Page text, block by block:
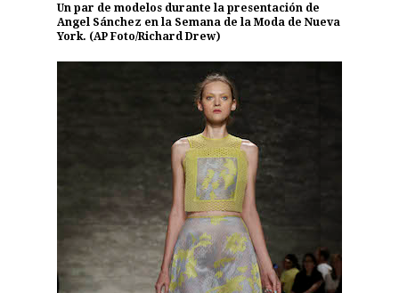
Un par de modelos durante la presentación de
Angel Sánchez en la Semana de la Moda de Nueva
York. (AP Foto/Richard Drew)